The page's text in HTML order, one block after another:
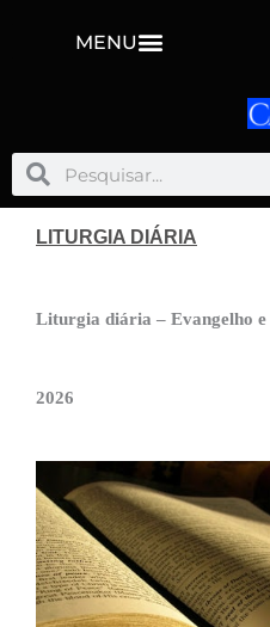
MENU
PesquisarPesquisar
LITURGIA DIÁRIA
Liturgia diária – Evangelho
2026